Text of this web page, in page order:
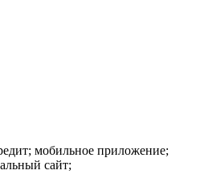
мобильное приложение;
сайт;